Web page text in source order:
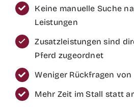
Keine manuelle Suche
Leistungen
Zusatzleistungen sind
Pferd zugeordnet
Weniger Rückfragen von
Mehr Zeit im Stall statt